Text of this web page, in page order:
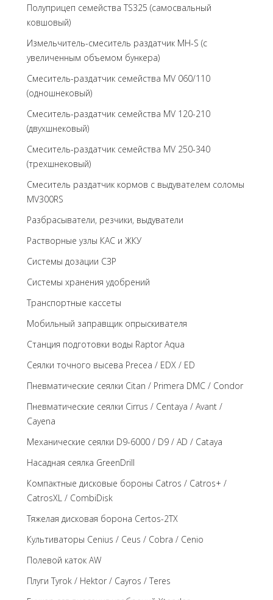
Полуприцеп семейства TS325 (самосвальный
ковшовый)
Измельчитель-смеситель раздатчик MH-S (с
увеличенным объемом бункера)
Смеситель-раздатчик семейства MV 060/110
(одношнековый)
Смеситель-раздатчик семейства MV 120-210
(двухшнековый)
Смеситель-раздатчик семейства MV 250-340
(трехшнековый)
Cмеситель раздатчик кормов с выдувателем соломы
MV300RS
Разбрасыватели, резчики, выдуватели
Растворные узлы КАС и ЖКУ
Системы дозации СЗР
Системы хранения удобрений
Транспортные кассеты
Мобильный заправщик опрыскивателя
Станция подготовки воды Raptor Aqua
Сеялки точного высева Precea / EDX / ED
Пневматические сеялки Citan / Primera DMC / Condor
Пневматические сеялки Cirrus / Centaya / Avant /
Cayena
Механические сеялки D9-6000 / D9 / AD / Cataya
Насадная сеялка GreenDrill
Компактные дисковые бороны Catros / Catros+ /
CatrosXL / CombiDisk
Тяжелая дисковая борона Certos-2TX
Культиваторы Cenius / Ceus / Cobra / Cenio
Полевой каток AW
Плуги Tyrok / Hektor / Cayros / Teres